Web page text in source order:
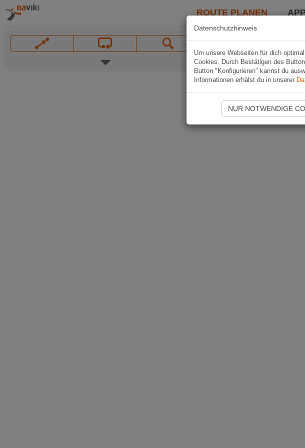
ROUTE PLANEN
Datenschutzhinweis
Um unsere Webseiten für dich
Cookies. Durch Bestätigen des
Button "Konfigurieren" kannst du
Informationen erhälst du in unserer
NUR NOTWENDIGE